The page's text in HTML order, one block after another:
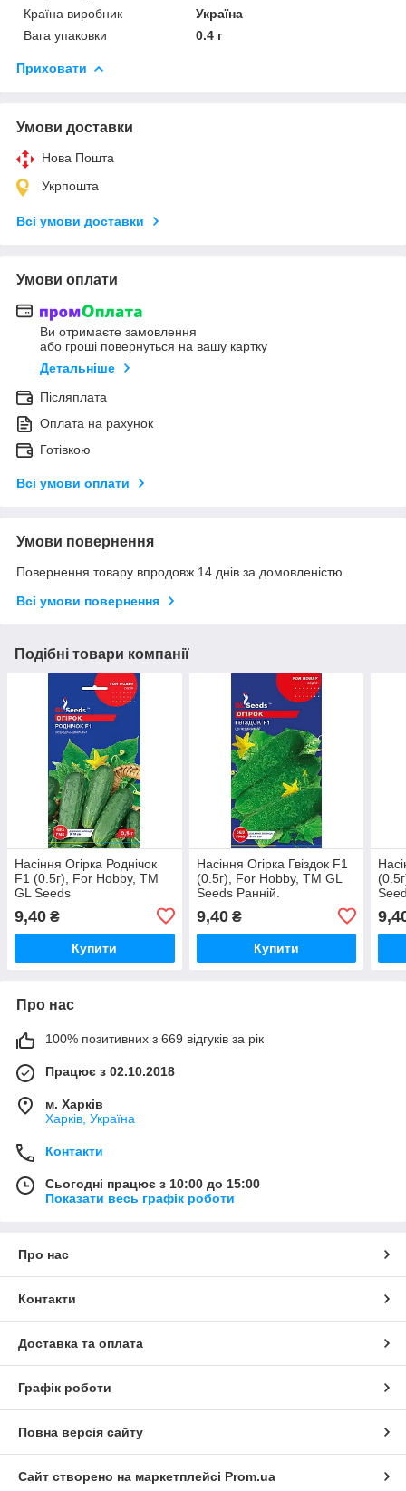
Країна виробник
Україна
Вага упаковки
0.4 г
Приховати
Умови доставки
Нова Пошта
Укрпошта
Всі умови доставки
Умови оплати
Ви отримаєте замовлення
або гроші повернуться на вашу картку
Детальніше
Післяплата
Оплата на рахунок
Готівкою
Всі умови оплати
Умови повернення
Повернення товару впродовж 14 днів за домовленістю
Всі умови повернення
Подібні товари компанії
Насіння Огiрка Роднічок
F1 (0.5г), For Hobby, TM
GL Seeds
9,40 ₴
Купити
Насіння Огiрка Гвіздок F1
(0.5г), For Hobby, TM GL
Seeds Ранній.
9,40₴
Купити
Про нас
100% позитивних з 669 відгуків за рік
Працює з 02.10.2018
м. Харків
Харків, Україна
Контакти
Сьогодні працює з 10:00 до 15:00
Показати весь графік роботи
Про нас
Контакти
Доставка та оплата
Графік роботи
Повна версія сайту
Сайт створено на маркетплейсі Prom.ua